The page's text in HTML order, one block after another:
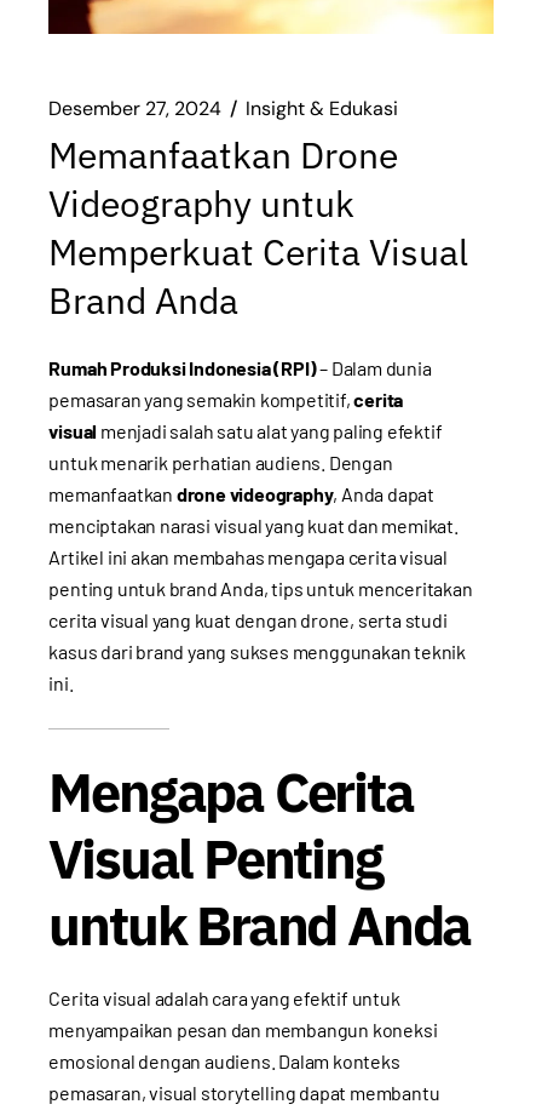
Desember 27, 2024 Insight & Edukasi
Memanfaatkan Drone
Videography untuk
Memperkuat Cerita Visual
Brand Anda
Rumah Produksi Indonesia (RPI)– Dalam dunia
pemasaran yang semakin kompetitif,cerita
visual menjadi salah satu alat yang paling efektif
untuk menarik perhatian audiens. Dengan
memanfaatkan drone videography, Anda dapat
menciptakan narasi visual yang kuat dan memikat.
Artikel ini akan membahas mengapa cerita visual
penting untuk brand Anda, tips untuk menceritakan
cerita visual yang kuat dengan drone, serta studi
kasus dari brand yang sukses menggunakan teknik
ini.
Mengapa Cerita
Visual Penting
untuk Brand Anda
Cerita visual adalah cara yang efektif untuk
menyampaikan pesan dan membangun koneksi
emosional dengan audiens. Dalam konteks
pemasaran, visual storytelling dapat membantu